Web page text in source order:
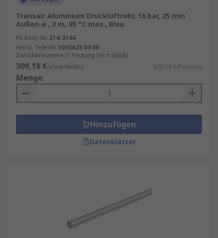
widerstandsfähig gegen Verschleiß.
Transair Aluminium Druckluftrohr, 16 bar, 25 mm
Außen-ø , 3 m, 85 °C max., Blau
RS Best.-Nr. 214-3144
Herst. Teile-Nr. 1003A25 04 00
Zwischensumme (1 Packung mit 6 Stück)
309,18 €(ohne MwSt.) 309,18 €/Packung
Menge
Hinzufügen
Datenblätter